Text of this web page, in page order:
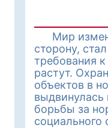
Мир
сторону,
требования
растут.
объектов в
выдвинулась
борьбы за
социального